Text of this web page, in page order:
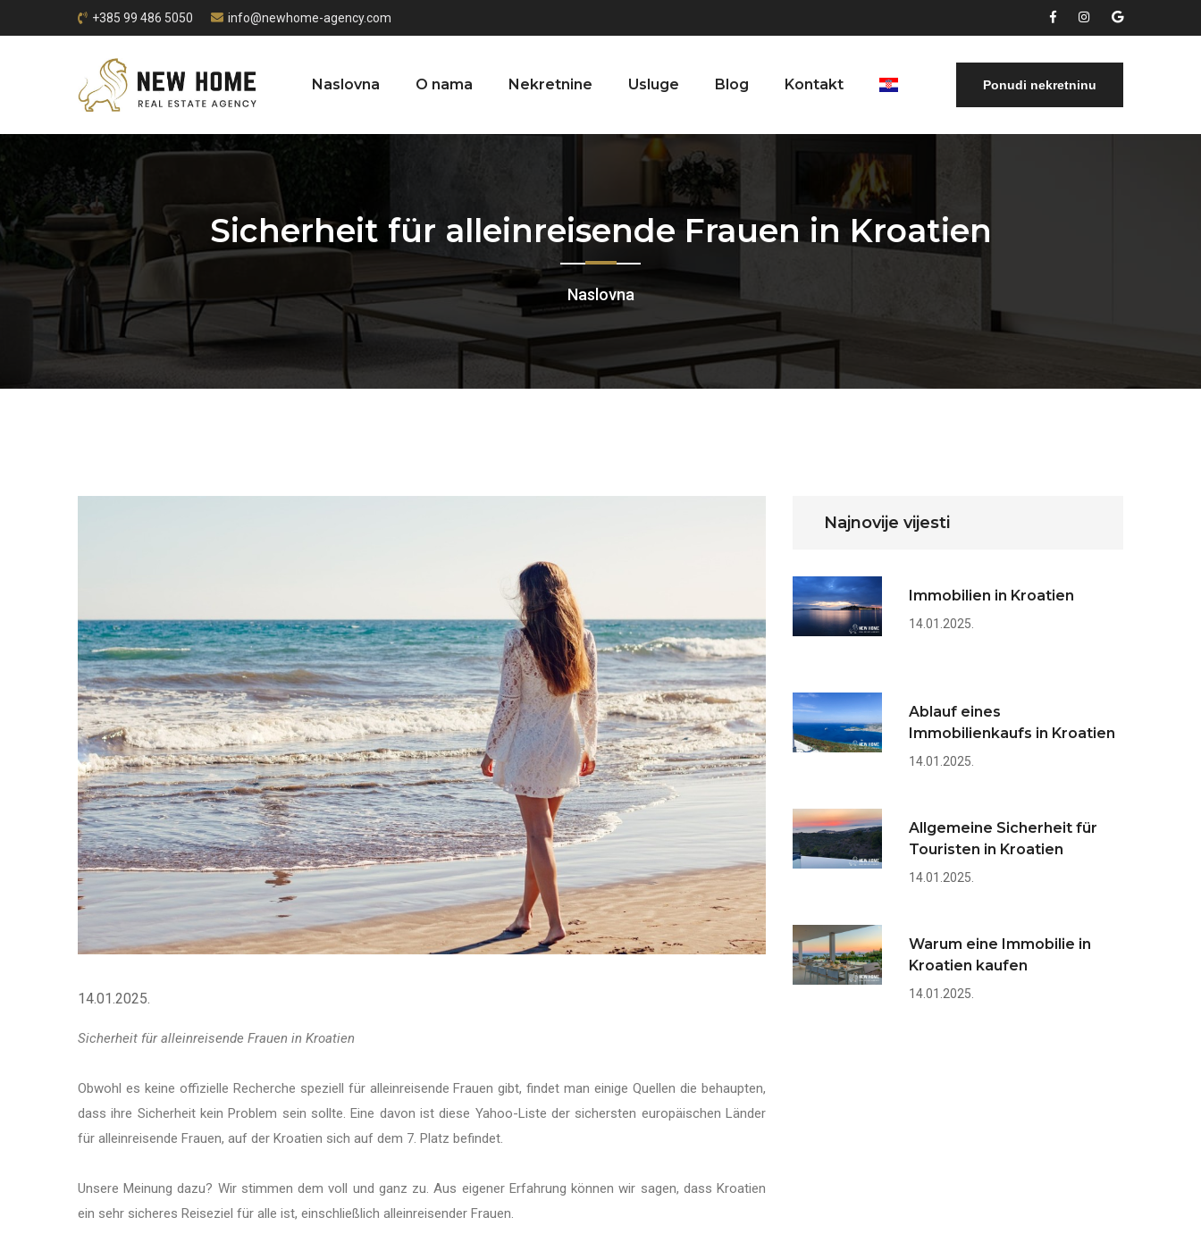
+385 99 486 5050 info@newhome-agency.com
Naslovna O nama Nekretnine Usluge Blog Kontakt Ponudi nekretninu
Sicherheit für alleinreisende Frauen in Kroatien
Naslovna
14.01.2025.
Sicherheit für alleinreisende Frauen in Kroatien
Obwohl es keine offizielle Recherche speziell für alleinreisende Frauen gibt, findet man einige Quellen die behaupten,
dass ihre Sicherheit kein Problem sein sollte. Eine davon ist diese Yahoo-Liste der sichersten europäischen Länder
für alleinreisende Frauen, auf der Kroatien sich auf dem 7. Platz befindet.
Unsere Meinung dazu? Wir stimmen dem voll und ganz zu. Aus eigener Erfahrung können wir sagen, dass Kroatien
ein sehr sicheres Reiseziel für alle ist, einschließlich alleinreisender Frauen.
Najnovije vijesti
Immobilien in Kroatien
14.01.2025.
Ablauf eines
Immobilienkaufs in Kroatien
14.01.2025.
Allgemeine Sicherheit für
Touristen in Kroatien
14.01.2025.
Warum eine Immobilie in
Kroatien kaufen
14.01.2025.